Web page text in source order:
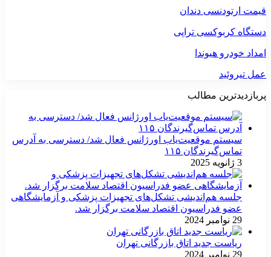
قیمت ارتودنسی دندان
دستگاه کربوکسی تراپی
امداد خودرو هیوندا
عمل تیروئید
پربازدیدترین مطالب
سیستم موقعیت‌یاب اورژانس فعال شد/ دسترسی به آدرس
تماس‌گیرندگان ۱۱۵
3 ژانویه 2025
جلسه هم‌اندیشی تشکل‌های تجهیزات پزشکی و آزمایشگاهی
عضو فدراسیون اقتصاد سلامت برگزار شد.
29 نوامبر 2024
ریاست جدید اتاق بازرگانی تهران
29 نوامبر 2024